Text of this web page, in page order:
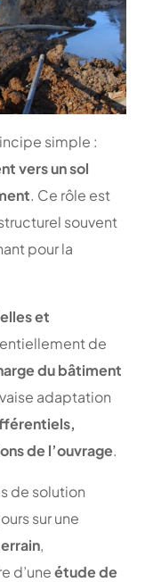
simple :
vers un sol
. Ce rôle est
souvent
pour la
et
de
du bâtiment
adaptation
de l’ouvrage.
de solution
sur une
,
d’uneétude de